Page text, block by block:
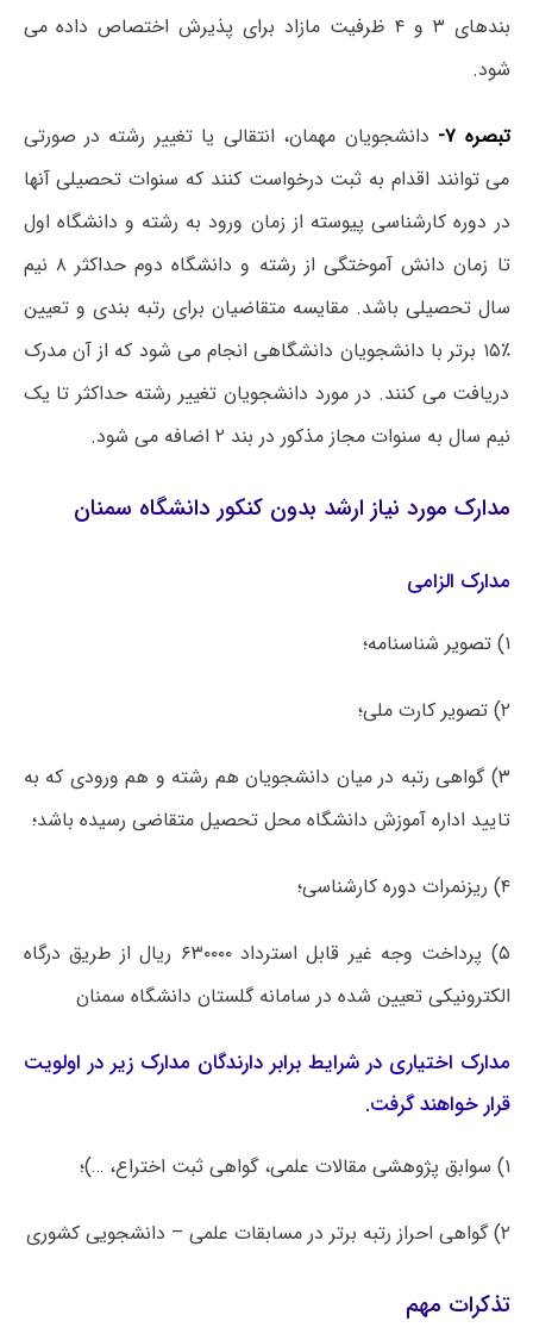
بندهای ۳ و ۴ ظرفیت مازاد برای پذیرش اختصاص داده می
شود.
تبصره ۷-
دانشجویان مهمان، انتقالی یا تغییر رشته در صورتی
می توانند اقدام به ثبت درخواست کنند که سنوات تحصیلی آنها
در دوره کارشناسی پیوسته از زمان ورود به رشته و دانشگاه اول
تا زمان دانش آموختگی از رشته و دانشگاه دوم حداکثر ۸ نیم
سال تحصیلی باشد. مقایسه متقاضیان برای رتبه بندی و تعیین
٪۱۵ برتر با دانشجویان دانشگاهی انجام می شود که از آن مدرک
دریافت می کنند. در مورد دانشجویان تغییر رشته حداکثر تا یک
نیم سال به سنوات مجاز مذکور در بند ۲ اضافه می شود.
مدارک مورد نیاز ارشد بدون کنکور دانشگاه سمنان
مدارک الزامی
۱) تصویر شناسنامه؛
۲) تصویر کارت ملی؛
۳) گواهی رتبه در میان دانشجویان هم رشته و هم ورودی که به
تایید اداره آموزش دانشگاه محل تحصیل متقاضی رسیده باشد؛
۴) ریزنمرات دوره کارشناسی؛
۵) پرداخت وجه غیر قابل استرداد ۶۳۰۰۰۰ ریال از طریق درگاه
الکترونیکی تعیین شده در سامانه گلستان دانشگاه سمنان
مدارک اختیاری در شرایط برابر دارندگان مدارک زیر در اولویت
قرار خواهند گرفت.
۱) سوابق پژوهشی مقالات علمی، گواهی ثبت اختراع، …)؛
۲) گواهی احراز رتبه برتر در مسابقات علمی – دانشجویی کشوری
تذکرات مهم